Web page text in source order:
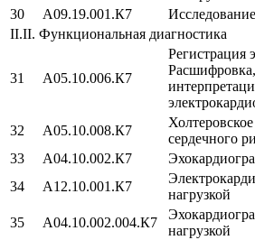
30
A09.19.001.К7
II.II. Функциональная диагностика
31 A05.10.006.К7
Регистрация
32
A05.10.008.К7
сердечного
33
A04.10.002.К7
34
A12.10.001.К7
нагрузкой
35
A04.10.002.004.К7
нагрузкой